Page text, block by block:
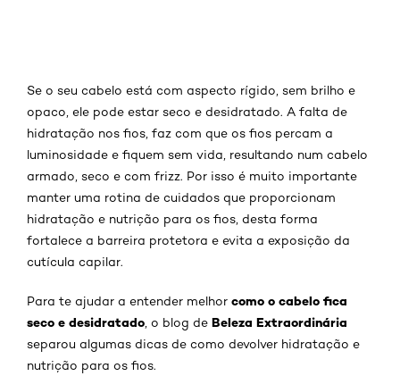
Se o seu cabelo está com aspecto rígido, sem brilho e
opaco, ele pode estar seco e desidratado. A falta de
hidratação nos fios, faz com que os fios percam a
luminosidade e fiquem sem vida, resultando num cabelo
armado, seco e com frizz. Por isso é muito importante
manter uma rotina de cuidados que proporcionam
hidratação e nutrição para os fios, desta forma
fortalece a barreira protetora e evita a exposição da
cutícula capilar.
Para te ajudar a entender melhor como o cabelo fica
seco e desidratado , o blog de Beleza Extraordinária
separou algumas dicas de como devolver hidratação e
nutrição para os fios.